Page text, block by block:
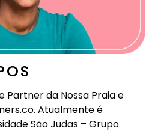
Partner da Nossa Praia e
Atualmente é
São Judas – Grupo